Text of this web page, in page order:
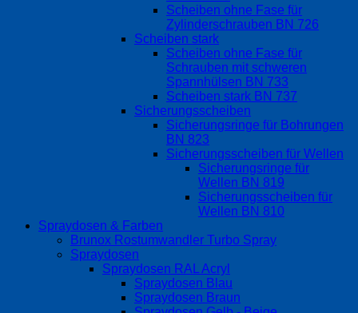
Scheiben ohne Fase für
Zylinderschrauben BN 726
Scheiben stark
Scheiben ohne Fase für
Schrauben mit schweren
Spannhülsen BN 733
Scheiben stark BN 737
Sicherungsscheiben
Sicherungsringe für Bohrungen
BN 823
Sicherungsscheiben für Wellen
Sicherungsringe für
Wellen BN 819
Sicherungsscheiben für
Wellen BN 810
Spraydosen & Farben
Brunox Rostumwandler Turbo Spray
Spraydosen
Spraydosen RAL Acryl
Spraydosen Blau
Spraydosen Braun